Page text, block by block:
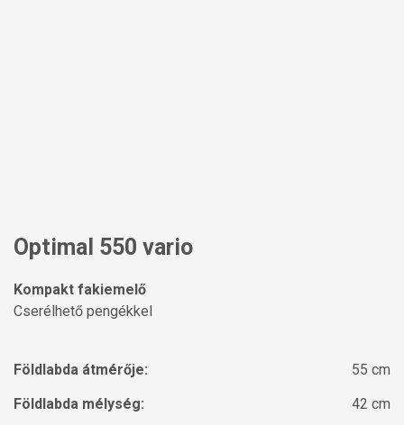
Optimal 550 vario
Kompakt fakiemelő
Cserélhető pengékkel
Földlabda átmérője:
55 cm
Földlabda mélység:
42 cm